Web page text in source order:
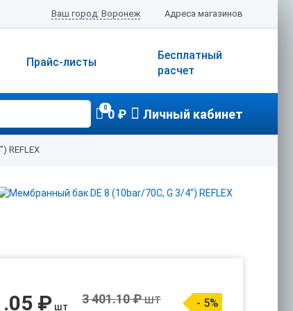
Адреса магазинов
Ваш город: Воронеж
Бесплатный
расчет
Прайс-листы
00 ₽ Личный кабинет
REFLEX
₽ шт
3 401.10 ₽шт - 5%